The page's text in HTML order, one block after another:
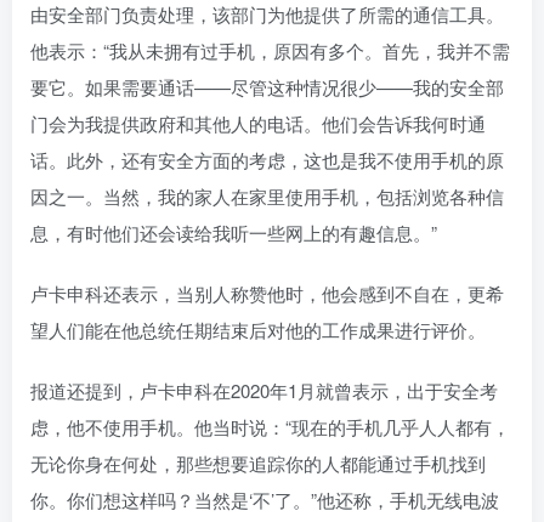
由安全部门负责处理，该部门为他提供了所需的通信工具。
他表示：“我从未拥有过手机，原因有多个。首先，我并不需
要它。如果需要通话——尽管这种情况很少——我的安全部
门会为我提供政府和其他人的电话。他们会告诉我何时通
话。此外，还有安全方面的考虑，这也是我不使用手机的原
因之一。当然，我的家人在家里使用手机，包括浏览各种信
息，有时他们还会读给我听一些网上的有趣信息。”
卢卡申科还表示，当别人称赞他时，他会感到不自在，更希
望人们能在他总统任期结束后对他的工作成果进行评价。
报道还提到，卢卡申科在2020年1月就曾表示，出于安全考
虑，他不使用手机。他当时说：“现在的手机几乎人人都有，
无论你身在何处，那些想要追踪你的人都能通过手机找到
你。你们想这样吗？当然是‘不’了。”他还称，手机无线电波